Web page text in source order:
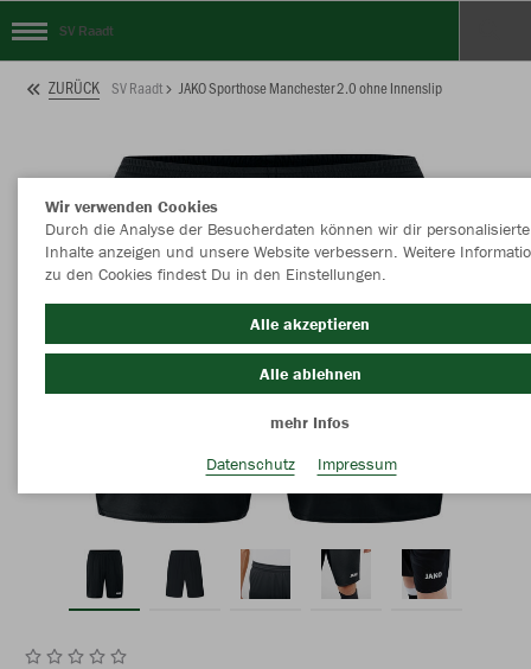
SV Raadt
ZURÜCK SV Raadt JAKO Sporthose Manchester 2.0 ohne Innenslip
Wir verwenden Cookies
Durch die Analyse der Besucherdaten können wir dir personalisierte
Inhalte anzeigen und unsere Website verbessern. Weitere
zu den Cookies findest Du in den Einstellungen.
Alle akzeptieren
Alle ablehnen
mehr Infos
Datenschutz
Impressum